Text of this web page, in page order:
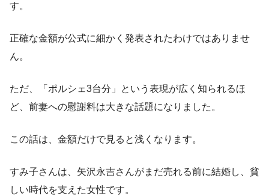
す。
正確な金額が公式に細かく発表されたわけではありませ
ん。
ただ、「ポルシェ3台分」という表現が広く知られるほ
ど、前妻への慰謝料は大きな話題になりました。
この話は、金額だけで見ると浅くなります。
すみ子さんは、矢沢永吉さんがまだ売れる前に結婚し、貧
しい時代を支えた女性です。